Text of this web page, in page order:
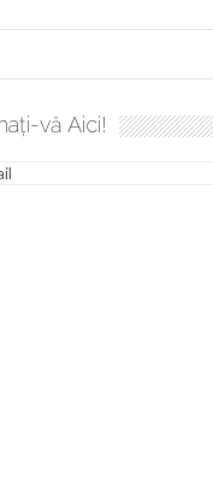
Solunca Moise
Antenele de telefonie
vă Aici!